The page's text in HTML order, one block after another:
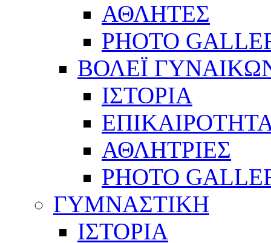
ΑΘΛΗΤΕΣ
PHOTO
ΒΟΛΕΪ
ΙΣΤΟΡΙΑ
ΑΘΛΗΤΡΙΕΣ
PHOTO
ΓΥΜΝΑΣΤΙΚΗ
ΙΣΤΟΡΙΑ